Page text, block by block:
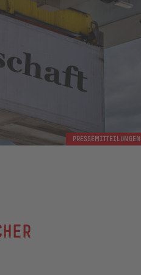
PRESSEMITTEILUNGEN